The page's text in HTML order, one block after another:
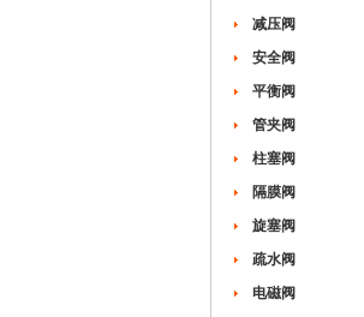
减压阀
安全阀
平衡阀
管夹阀
柱塞阀
隔膜阀
旋塞阀
疏水阀
电磁阀